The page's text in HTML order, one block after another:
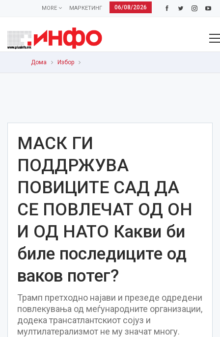
06/08/2026
МАРКЕТИНГ
MORE
Дома Избор
МАСК ГИ
ПОДДРЖУВА
ПОВИЦИТЕ САД ДА
СЕ ПОВЛЕЧАТ ОД ОН
И ОД НАТО Какви би
биле последиците од
ваков потег?
Трамп претходно најави и презеде одредени
повлекувања од меѓународните организации,
додека трансатлантскиот сојуз и
мултилатерализмот не му значат многу.